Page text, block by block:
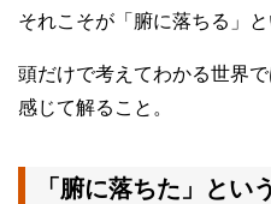
それこそが「腑に落ちる」と
頭だけで考えてわかる世界
感じて解ること。
「腑に落ちた」とい